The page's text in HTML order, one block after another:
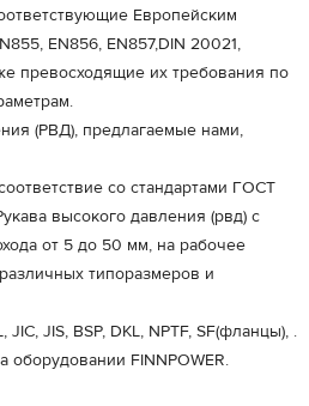
Европейским
EN856, EN857,DIN 20021,
превосходящие их требования по
(РВД), предлагаемые нами,
со стандартами ГОСТ
высокого давления (рвд) с
от 5 до 50 мм, на рабочее
типоразмеров и
JIC, JIS, BSP, DKL, NPTF, SF(фланцы), .
FINNPOWER.